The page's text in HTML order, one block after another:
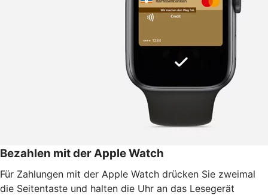
Bezahlen mit der Apple Watch
Für Zahlungen mit der Apple Watch drücken Sie zweimal
die Seitentaste und halten die Uhr an das Lesegerät